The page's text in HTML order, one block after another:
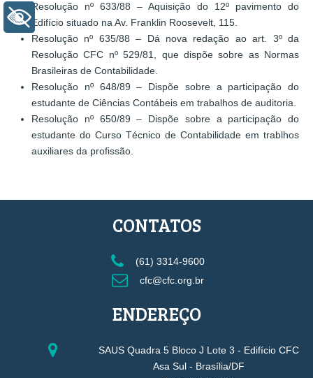
Resolução nº 633/88 – Aquisição do 12º pavimento do
Edifício situado na Av. Franklin Roosevelt, 115.
Resolução nº 635/88 – Dá nova redação ao art. 3º da
Resolução CFC nº 529/81, que dispõe sobre as Normas
Brasileiras de Contabilidade.
Resolução nº 648/89 – Dispõe sobre a participação do
estudante de Ciências Contábeis em trabalhos de auditoria.
Resolução nº 650/89 – Dispõe sobre a participação do
estudante do Curso Técnico de Contabilidade em trablhos
auxiliares da profissão.
CONTATOS
(61) 3314-9600
cfc@cfc.org.br
ENDEREÇO
SAUS Quadra 5 Bloco J Lote 3 - Edifício CFC
Asa Sul - Brasília/DF
+ Acessibilidade